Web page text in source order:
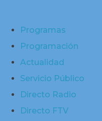
Programas
Programación
Actualidad
Servicio Público
Directo Radio
Directo FTV